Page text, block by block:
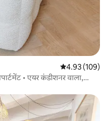
औसत रेटिंग 5 में से
4.93 (109)
• एयर कंडीशनर वाला,